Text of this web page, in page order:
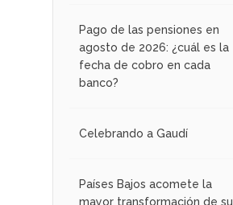
Pago de las pensiones en
agosto de 2026: ¿cuál es la
fecha de cobro en cada
banco?
Celebrando a Gaudí
Países Bajos acomete la
mayor transformación de su